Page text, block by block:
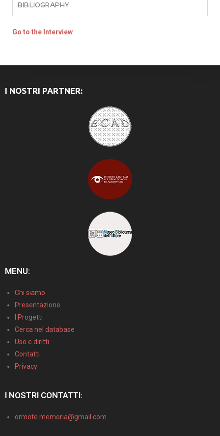
BIBLIOGRAPHY
Go to the Interview
I NOSTRI PARTNER:
MENU:
Chi siamo
Presentazione
I Progetti
Cerca nel database
Uso e diritti
Contatti
Privacy
I NOSTRI CONTATTI:
ormete.memoria@gmail.com